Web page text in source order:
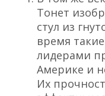
Тонет
стул из
время
лидерами
Америке и
Их